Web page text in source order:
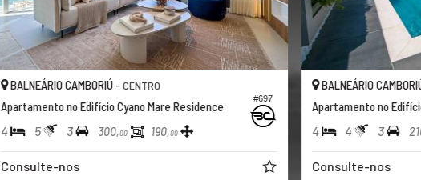
#697
BALNEÁRIO CAMBORIÚ -CENTRO
Apartamento no Edifício Cyano Mare Residence
4 5 3 300,00 190,00
Consulte-nos
BALNEÁRIO
Apartamento no
4 4 3
Consulte-nos